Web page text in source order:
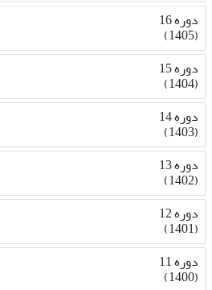
دوره 16
(1405)
دوره 15
(1404)
دوره 14
(1403)
دوره 13
(1402)
دوره 12
(1401)
دوره 11
(1400)